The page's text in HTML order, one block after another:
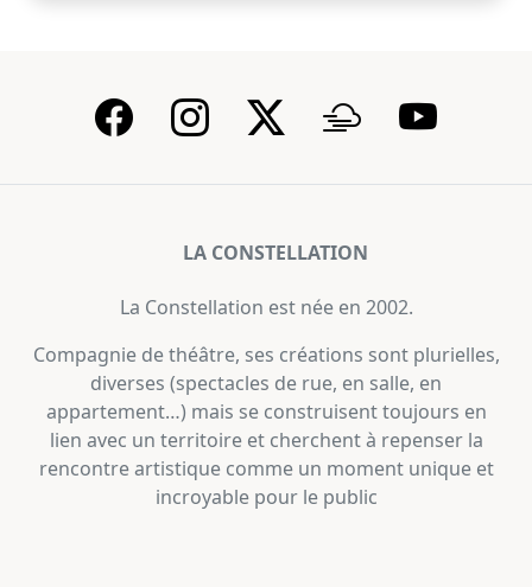
LA CONSTELLATION
La Constellation est née en 2002.
Compagnie de théâtre, ses créations sont plurielles,
diverses (spectacles de rue, en salle, en
appartement…) mais se construisent toujours en
lien avec un territoire et cherchent à repenser la
rencontre artistique comme un moment unique et
incroyable pour le public